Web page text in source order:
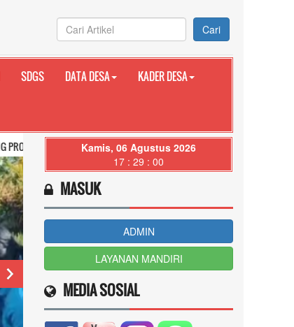
Cari
SDGS DATA DESA KADER DESA
Kamis, 06 Agustus 2026
17 : 29 : 01
MASUK
ADMIN
LAYANAN MANDIRI
MEDIA SOSIAL